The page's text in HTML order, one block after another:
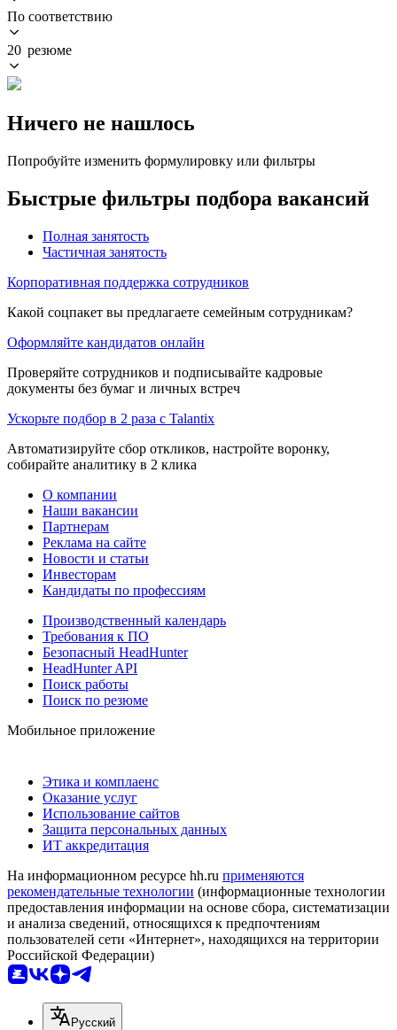
По соответствию
20 резюме
Ничего не нашлось
Попробуйте изменить формулировку или фильтры
Быстрые фильтры подбора вакансий
Полная занятость
Частичная занятость
Корпоративная поддержка сотрудников
Какой соцпакет вы предлагаете семейным сотрудникам?
Оформляйте кандидатов онлайн
Проверяйте сотрудников и подписывайте кадровые
документы без бумаг и личных встреч
Ускорьте подбор в 2 раза с Talantix
Автоматизируйте сбор откликов, настройте воронку,
собирайте аналитику в 2 клика
О компании
Наши вакансии
Партнерам
Реклама на сайте
Новости и статьи
Инвесторам
Кандидаты по профессиям
Производственный календарь
Требования к ПО
Безопасный HeadHunter
HeadHunter API
Поиск работы
Поиск по резюме
Мобильное приложение
Этика и комплаенс
Оказание услуг
Использование сайтов
Защита персональных данных
ИТ аккредитация
На информационном ресурсе hh.ru применяются
рекомендательные технологии (информационные технологии
предоставления информации на основе сбора, систематизации
и анализа сведений, относящихся к предпочтениям
пользователей сети «Интернет», находящихся на территории
Российской Федерации)
Русский